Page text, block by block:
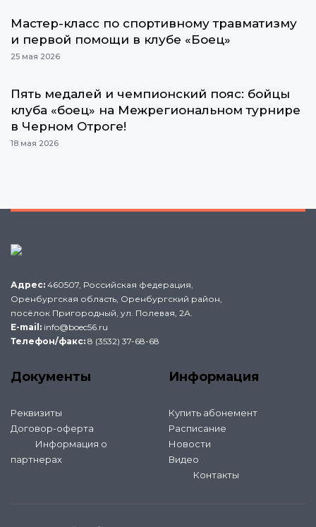
Мастер-класс по спортивному травматизму
и первой помощи в клубе «Боец»
25 мая 2026
Пять медалей и чемпионский пояс: бойцы
клуба «боец» на Межрегиональном турнире
в Черном Отроге!
18 мая 2026
Адрес: 460507, Российская федерация,
Оренбургская область, Оренбургский район,
посёлок Пригородный, ул. Полевая, 2А.
E-mail: info@boec56.ru
Телефон/факс: 8 (3532) 37-68-68
Документы
Реквизиты
Договор-оферта
Информация о
партнерах
Информация
Купить абонемент
Расписание
Новости
Видео
Контакты